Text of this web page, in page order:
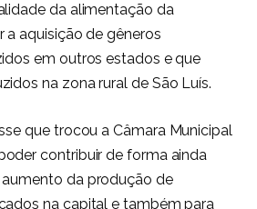
da alimentação da
a aquisição de gêneros
em outros estados e que
na zona rural de São Luís.
que trocou a Câmara Municipal
contribuir de forma ainda
da produção de
na capital e também para